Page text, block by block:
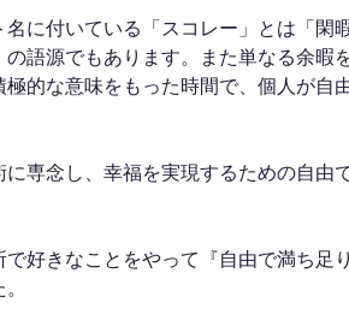
名に付いている「スコレー」とは「閑
の語源でもあります。また単なる余暇
極的な意味をもった時間で、個人が
に専念し、幸福を実現するための自由
で好きなことをやって『自由で満ち足